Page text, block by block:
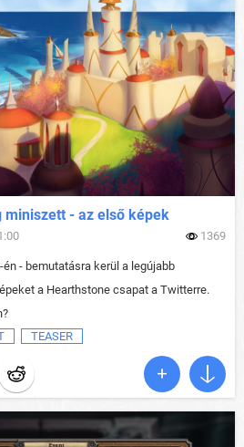
miniszett - az első képek
1369
- bemutatásra kerül a legújabb
a Hearthstone csapat a Twitterre.
TEASER